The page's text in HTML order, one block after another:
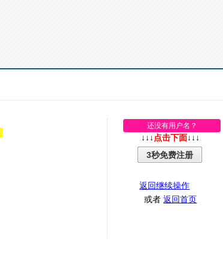
还没有用户名？
↓↓↓ 点击下面 ↓↓↓
3秒免费注册
返回继续操作
或者返回首页